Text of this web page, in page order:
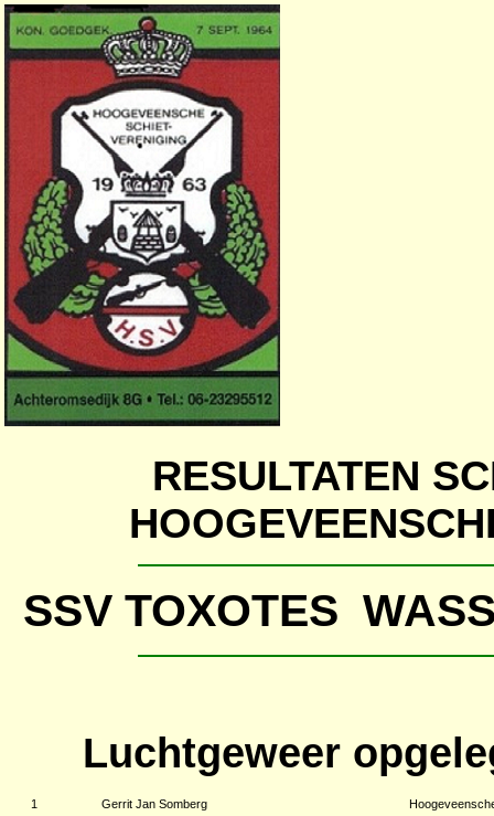
RESULTATEN
SSV TOXOTES
Luchtgeweer
1 Gerrit Jan Somberg